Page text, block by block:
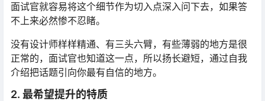
面试官就容易将这个细节作为切入点深入问下去，如果答
不上来必然惨不忍睹。
没有设计师样样精通、有三头六臂，有些薄弱的地方是很
正常的，面试官也知道这一点，所以扬长避短，通过自我
介绍把话题引向你最有自信的地方。
2. 最希望提升的特质